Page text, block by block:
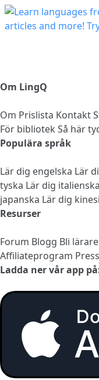
Om LingQ
Om Prislista Kontakt
För bibliotek Så här
Populära språk
Lär dig engelska Lär
tyska Lär dig italienska
japanska Lär dig
Resurser
Forum Blogg Bli lärare
Affiliateprogram
Ladda ner vår app